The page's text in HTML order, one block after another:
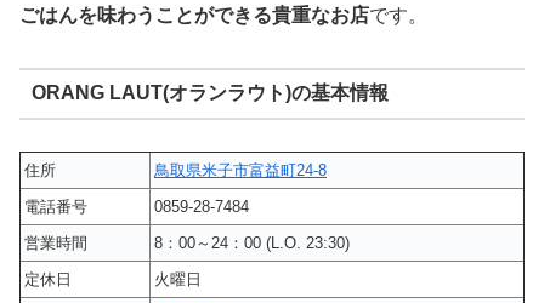
ごはんを味わうことができる貴重なお店です。
ORANG LAUT(オランラウト)の基本情報
住所
鳥取県米子市富益町24-8
電話番号
0859-28-7484
営業時間
8：00～24：00 (L.O. 23:30)
定休日
火曜日